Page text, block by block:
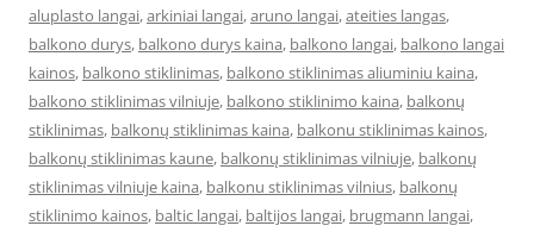
aluplasto langai,arkiniai langai,aruno langai,ateities langas,
balkono durys, balkono durys kaina, balkono langai, balkono langai
kainos, balkono stiklinimas, balkono stiklinimas aliuminiu kaina,
balkono stiklinimas vilniuje, balkono stiklinimo kaina, balkonų
stiklinimas, balkonų stiklinimas kaina, balkonu stiklinimas kainos,
balkonų stiklinimas kaune, balkonų stiklinimas vilniuje, balkonų
stiklinimas vilniuje kaina, balkonu stiklinimas vilnius, balkonų
stiklinimo kainos, baltic langai, baltijos langai, brugmann langai,